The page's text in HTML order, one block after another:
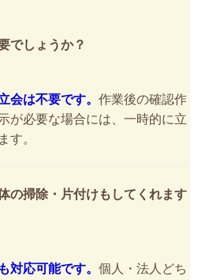
でしょうか？
会は不要です。 作業後の確認作
が必要な場合には、一時的に立
す。
の掃除・片付けもしてくれます
対応可能です。 個人・法人どち